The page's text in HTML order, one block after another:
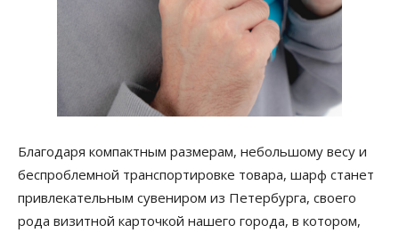
Благодаря компактным размерам, небольшому весу и
беспроблемной транспортировке товара, шарф станет
привлекательным сувениром из Петербурга, своего
рода визитной карточкой нашего города, в котором,